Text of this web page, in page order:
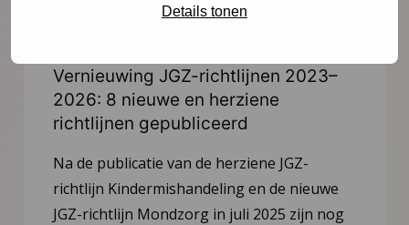
Details tonen
Vernieuwing JGZ-richtlijnen 2023–
2026: 8 nieuwe en herziene
richtlijnen gepubliceerd
Na de publicatie van de herziene JGZ-
richtlijn Kindermishandeling en de nieuwe
JGZ-richtlijn Mondzorg in juli 2025 zijn nog